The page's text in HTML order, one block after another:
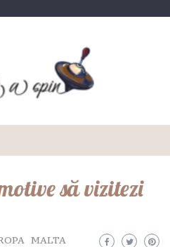
să vizitezi
MALTA